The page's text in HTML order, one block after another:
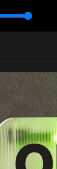
MARCOS